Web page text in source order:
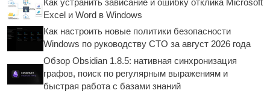
Как устранить зависание и ошибку отклика Microsoft
Excel и Word в Windows
Как настроить новые политики безопасности
Windows по руководству CTO за август 2026 года
Обзор Obsidian 1.8.5: нативная синхронизация
графов, поиск по регулярным выражениям и
быстрая работа с базами знаний